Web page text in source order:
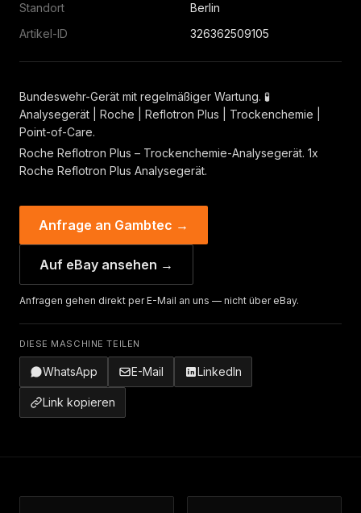
Standort
Berlin
Artikel-ID
326362509105
Bundeswehr-Gerät mit regelmäßiger Wartung. 🧪
Analysegerät | Roche | Reflotron Plus | Trockenchemie |
Point-of-Care.
Roche Reflotron Plus – Trockenchemie-Analysegerät. 1x
Roche Reflotron Plus Analysegerät.
Anfrage an Gambtec →
Auf eBay ansehen →
Anfragen gehen direkt per E-Mail an uns — nicht über eBay.
DIESE MASCHINE TEILEN
WhatsApp E-Mail LinkedIn
Link kopieren